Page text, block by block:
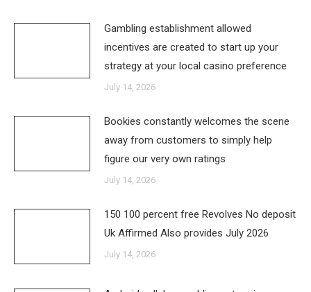
Gambling establishment allowed
incentives are created to start up your
strategy at your local casino preference
July 14, 2026
Bookies constantly welcomes the scene
away from customers to simply help
figure our very own ratings
July 14, 2026
150 100 percent free Revolves No deposit
Uk Affirmed Also provides July 2026
July 14, 2026